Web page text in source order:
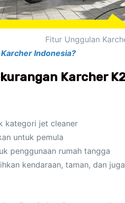
Fitur Unggulan
Indonesia?
Karcher
kategori jet cleaner
untuk pemula
penggunaan rumah tangga
kendaraan, taman, dan